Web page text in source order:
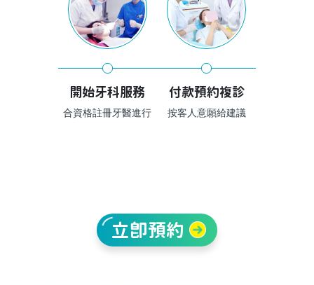
開始牙科服務
合資格註冊牙醫進行
付款預約複診
按客人意願給建議
立即預約